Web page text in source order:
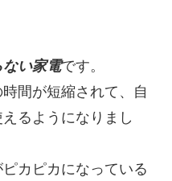
ない家電です。
間が短縮されて、自
るようになりまし
カピカになっている